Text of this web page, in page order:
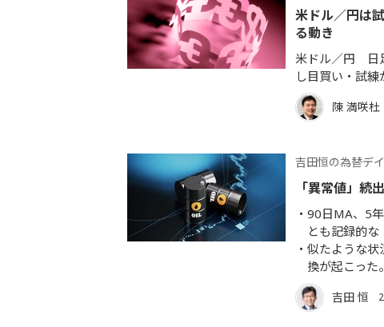
米ドル／円は
る動き
米ドル／円 日
し目買い・試
陳 満咲杜
吉田恒の為替デ
「異常値」続
90日MA、5
とも記録的な
似たような状
換が起こった。
吉田 恒